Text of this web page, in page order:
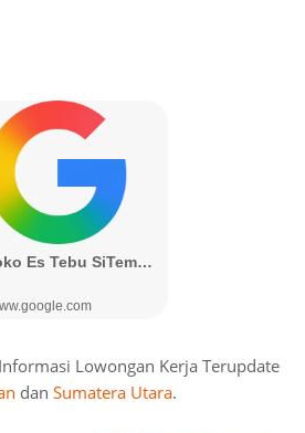
Lowongan Kerja Terupdate
dan Sumatera Utara.